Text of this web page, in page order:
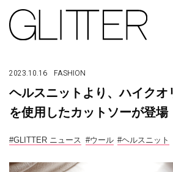
2023.10.16 FASHION
ヘルスニットより、ハイクオ
を使用したカットソーが登場
#GLITTER ニュース #ウール #ヘルスニット